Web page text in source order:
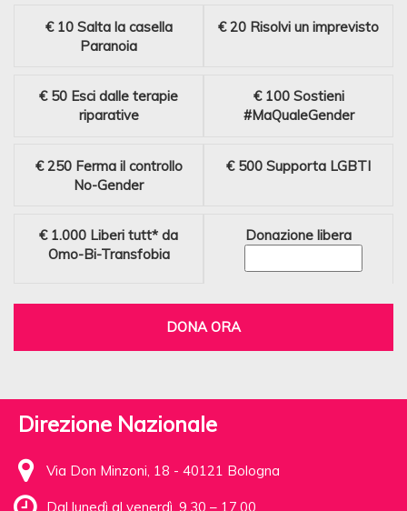
€ 10 Salta la casella
Paranoia
€ 20 Risolvi un imprevisto
€ 50 Esci dalle terapie
riparative
€ 100 Sostieni
#MaQualeGender
€ 250 Ferma il controllo
No-Gender
€ 500 Supporta LGBTI
€ 1.000 Liberi tutt* da
Omo-Bi-Transfobia
Donazione libera
DONA ORA
Direzione Nazionale
Via Don Minzoni, 18 - 40121 Bologna
Dal lunedì al venerdì, 9.30 – 17.00